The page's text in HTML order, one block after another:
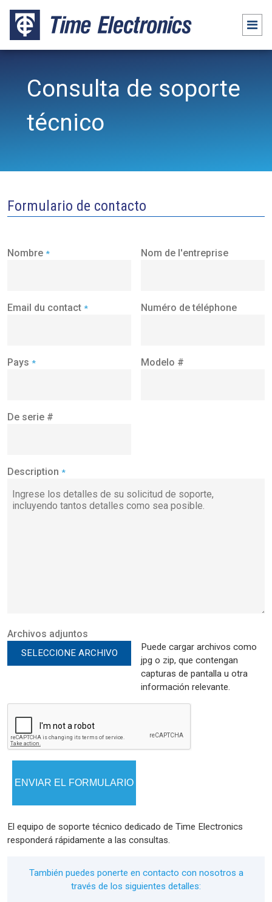
Consulta de soporte
técnico
Formulario de contacto
Nombre * Nom de l'entreprise
Email du contact * Numéro de téléphone
Pays * Modelo #
De serie #
Description *
Archivos adjuntos
SELECCIONE ARCHIVO
Puede cargar archivos como
jpg o zip, que contengan
capturas de pantalla u otra
información relevante.
El equipo de soporte técnico dedicado de Time Electronics
responderá rápidamente a las consultas.
También puedes ponerte en contacto con nosotros a
través de los siguientes detalles: